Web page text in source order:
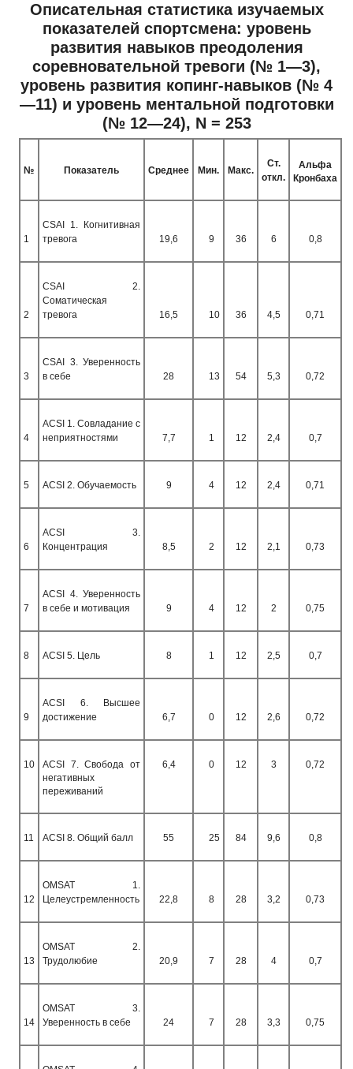
Описательная статистика изучаемых
показателей спортсмена: уровень
развития навыков преодоления
соревновательной тревоги (№ 1—3),
уровень развития копинг-навыков (№ 4
—11) и уровень ментальной подготовки
(№ 12—24), N = 253
№ Показатель Среднее Мин. Макс.
Ст.
откл.
Альфа
Кронбаха
1
CSAI 1.
Когнитивная
тревога
19,6 9 36 6 0,8
2
CSAI 2.
Соматическая
тревога
16,5 10 36 4,5 0,71
3
CSAI 3. Уверенность
в себе
28 13 54 5,3 0,72
4
ACSI 1. Совладание с
неприятностями
7,7 1 12 2,4 0,7
5 ACSI 2. Обучаемость 9 4 12 2,4 0,71
6
ACSI 3.
Концентрация
8,5 2 12 2,1 0,73
7
ACSI 4. Уверенность
в себе и мотивация
9 4 12 2 0,75
8 ACSI 5. Цель 8 1 12 2,5 0,7
9
ACSI 6. Высшее
достижение
6,7 0 12 2,6 0,72
10 ACSI 7. Свобода от
негативных
переживаний
6,4 0 12 3 0,72
11 ACSI 8. Общий балл 55 25 84 9,6 0,8
12
OMSAT 1.
Целеустремленность
22,8 8 28 3,2 0,73
13
OMSAT 2.
Трудолюбие
20,9 7 28 4 0,7
14
OMSAT 3.
Уверенность в себе
24 7 28 3,3 0,75